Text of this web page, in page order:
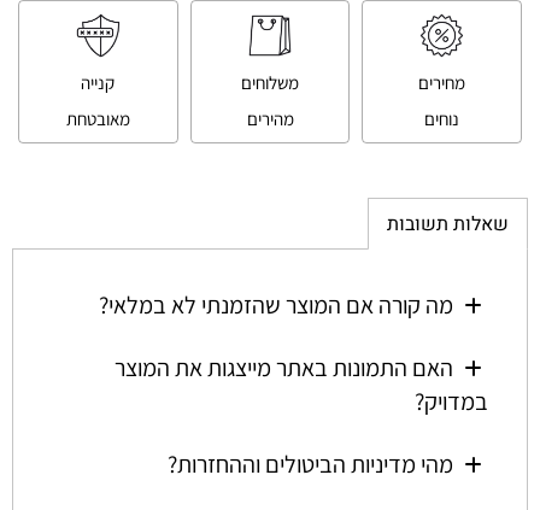
מחירים
נוחים
משלוחים
מהירים
קנייה
מאובטחת
שאלות תשובות
מה קורה אם המוצר שהזמנתי לא במלאי?
האם התמונות באתר מייצגות את המוצר
במדויק?
מהי מדיניות הביטולים וההחזרות?